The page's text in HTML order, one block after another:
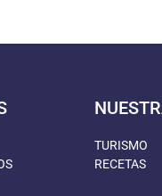
TURISMO
RECETAS